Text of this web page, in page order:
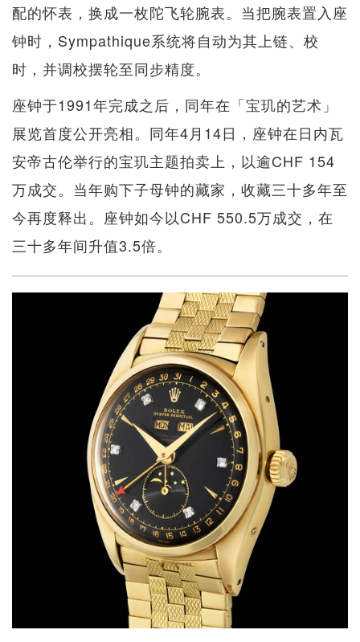
配的怀表，换成一枚陀飞轮腕表。当把腕表置入座
钟时，Sympathique系统将自动为其上链、校
时，并调校摆轮至同步精度。
座钟于1991年完成之后，同年在「宝玑的艺术」
展览首度公开亮相。同年4月14日，座钟在日内瓦
安帝古伦举行的宝玑主题拍卖上，以逾CHF 154
万成交。当年购下子母钟的藏家，收藏三十多年至
今再度释出。座钟如今以CHF 550.5万成交，在
三十多年间升值3.5倍。